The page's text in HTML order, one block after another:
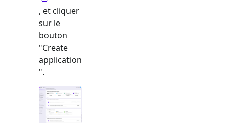
, et cliquer
sur le
bouton
"Create
application
".